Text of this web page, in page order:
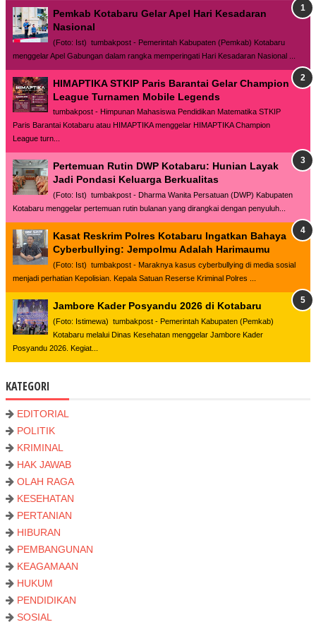
Pemkab Kotabaru Gelar Apel Hari Kesadaran
Nasional
(Foto: Ist) tumbakpost - Pemerintah Kabupaten (Pemkab) Kotabaru
menggelar Apel Gabungan dalam rangka memperingati Hari Kesadaran Nasional ...
HIMAPTIKA STKIP Paris Barantai Gelar Champion
League Turnamen Mobile Legends
tumbakpost - Himpunan Mahasiswa Pendidikan Matematika STKIP
Paris Barantai Kotabaru atau HIMAPTIKA menggelar HIMAPTIKA Champion
League turn...
Pertemuan Rutin DWP Kotabaru: Hunian Layak
Jadi Pondasi Keluarga Berkualitas
(Foto: Ist) tumbakpost - Dharma Wanita Persatuan (DWP) Kabupaten
Kotabaru menggelar pertemuan rutin bulanan yang dirangkai dengan penyuluh...
Kasat Reskrim Polres Kotabaru Ingatkan Bahaya
Cyberbullying: Jempolmu Adalah Harimaumu
(Foto: Ist) tumbakpost - Maraknya kasus cyberbullying di media sosial
menjadi perhatian Kepolisian. Kepala Satuan Reserse Kriminal Polres ...
Jambore Kader Posyandu 2026 di Kotabaru
(Foto: Istimewa) tumbakpost - Pemerintah Kabupaten (Pemkab)
Kotabaru melalui Dinas Kesehatan menggelar Jambore Kader
Posyandu 2026. Kegiat...
KATEGORI
EDITORIAL
POLITIK
KRIMINAL
HAK JAWAB
OLAH RAGA
KESEHATAN
PERTANIAN
HIBURAN
PEMBANGUNAN
KEAGAMAAN
HUKUM
PENDIDIKAN
SOSIAL